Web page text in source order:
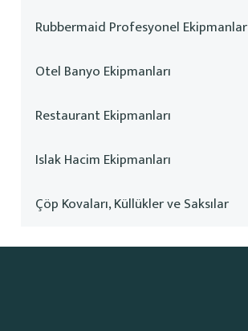
Rubbermaid Profesyonel Ekipmanlar
Otel Banyo Ekipmanları
Restaurant Ekipmanları
Islak Hacim Ekipmanları
Çöp Kovaları, Küllükler ve Saksılar